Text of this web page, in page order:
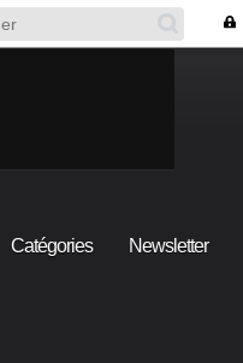
Catégories Newsletter